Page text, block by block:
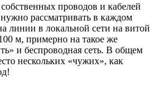
проводов и кабелей
рассматривать в каждом
линии в локальной сети на витой
м, примерно на такое же
и беспроводная сеть. В общем
нескольких «чужих», как